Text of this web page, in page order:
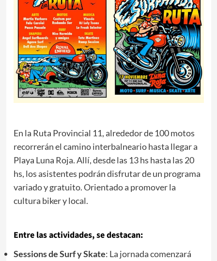
En la Ruta Provincial 11, alrededor de 100 motos
recorrerán el camino interbalneario hasta llegar a
Playa Luna Roja. Allí, desde las 13 hs hasta las 20
hs, los asistentes podrán disfrutar de un programa
variado y gratuito. Orientado a promover la
cultura biker y local.
Entre las actividades, se destacan:
Sessions de Surf y Skate: La jornada comenzará